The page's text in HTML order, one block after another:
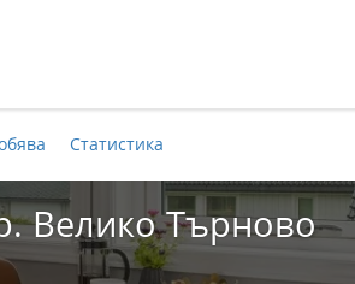
Статистика
Велико Търново